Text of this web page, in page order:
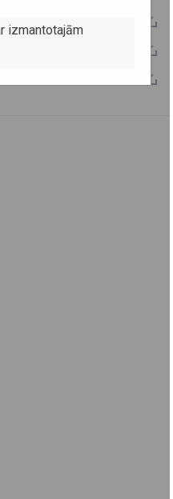
komisijas protokols
komisijas protokols
izmantotajām